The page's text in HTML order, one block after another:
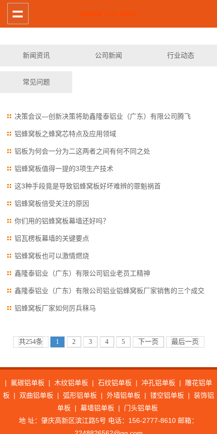
新闻资讯 公司新闻 行业动态
常见问题
决策会议—创新决策将助鑫隆泰铝业（广东）有限公司腾飞
铝蜂窝板之蜂窝芯特点及应用领域
铝板为何会一分为二这两者之间有何不同之处
铝蜂窝板值得一提的3项生产技术
这3种手段竟是导致铝蜂窝板好坏难辨的罪魁祸首
铝蜂窝板倍受关注的原因
你们用的铝蜂窝板幕墙还好吗？
铝瓦楞板幕墙的关键要点
铝蜂窝板也可以激情燃烧
鑫隆泰铝业（广东）有限公司铝业老员工精神
鑫隆泰铝业（广东）有限公司铝业铝蜂窝板厂家销售的三个成交
技巧
铝蜂窝板厂家如何厉兵秣马
共254条 1 2 3 4 5 下一页 最后一页
| 氟碳铝单板 | 木纹铝单板 | 石纹铝单板 | 冲孔铝单板 |
雕花铝单
板
| 双曲铝单板 | 弧形铝单板 | 外墙铝单板 | 镂空铝单板 | 装饰铝
单板
| 幕墙铝单板 |
门头铝单板
地 址：肇庆高新区滨江路5号 电话：156-2777-8610 邮箱：